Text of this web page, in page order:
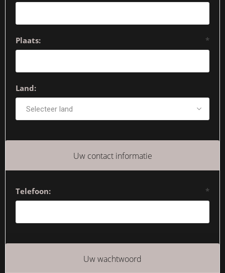
Plaats: *
Land:
Uw contact informatie
Telefoon: *
Uw wachtwoord